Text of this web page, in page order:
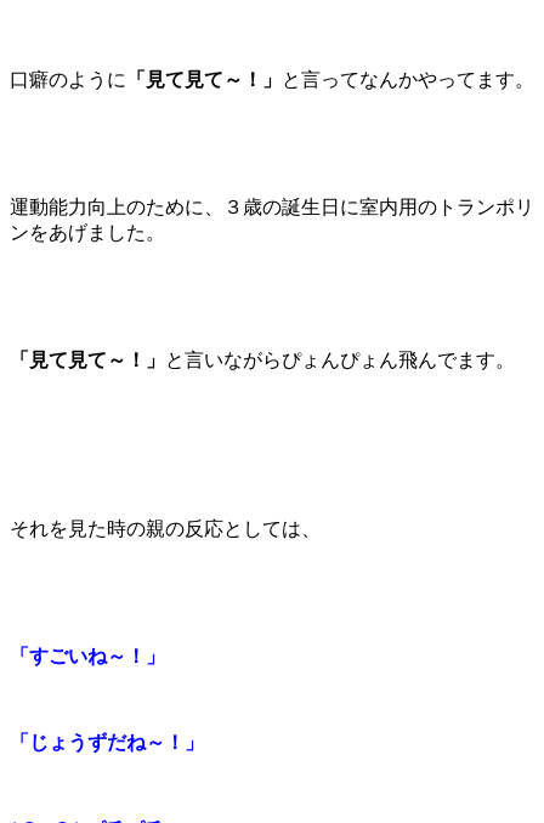
口癖のように 「見て見て～！」 と言ってなんかやってます。
運動能力向上のために、３歳の誕生日に室内用のトランポリ
ンをあげました。
「見て見て～！」 と言いながらぴょんぴょん飛んでます。
それを見た時の親の反応としては、
「すごいね～！」
「じょうずだね～！」